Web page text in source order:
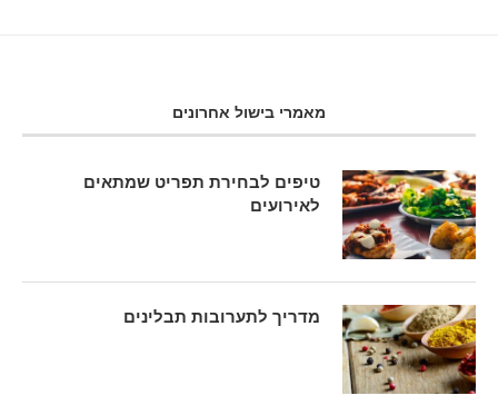
מאמרי בישול אחרונים
טיפים לבחירת תפריט שמתאים
לאירועים
מדריך לתערובות תבלינים